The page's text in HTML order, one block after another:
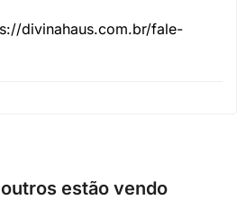
divinahaus.com.br/fale-
estão vendo